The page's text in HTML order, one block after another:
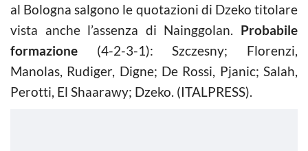
al Bologna salgono le quotazioni di Dzeko titolare
vista anche l’assenza di Nainggolan. Probabile
formazione (4-2-3-1): Szczesny; Florenzi,
Manolas, Rudiger, Digne; De Rossi, Pjanic; Salah,
Perotti, El Shaarawy; Dzeko. (ITALPRESS).